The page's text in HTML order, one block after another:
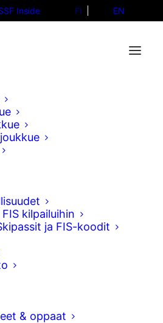
Inside FI EN
kilpailuihin
ja FIS-koodit
& oppaat
kahdeksas
slopestylessa